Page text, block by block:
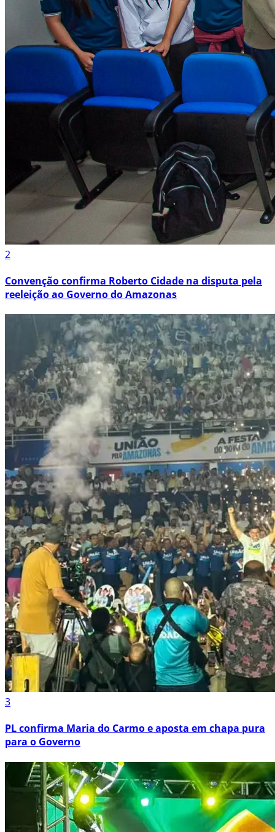
2
Convenção confirma Roberto Cidade na disputa pela
reeleição ao Governo do Amazonas
3
PL confirma Maria do Carmo e aposta em chapa pura
para o Governo